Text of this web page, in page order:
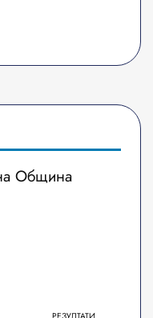
Община